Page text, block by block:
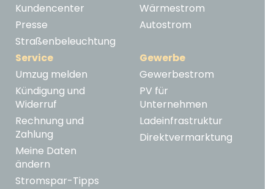
Kundencenter
Presse
Straßenbeleuchtung
Wärmestrom
Autostrom
Service
Umzug melden
Kündigung und
Widerruf
Rechnung und
Zahlung
Meine Daten
ändern
Stromspar-Tipps
Gewerbe
Gewerbestrom
PV für
Unternehmen
Ladeinfrastruktur
Direktvermarktung